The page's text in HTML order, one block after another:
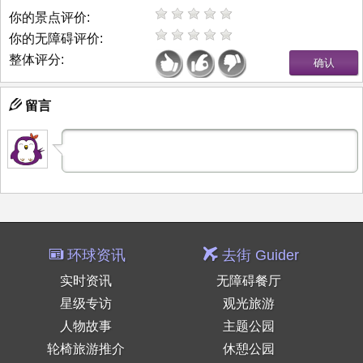
你的景点评价:
你的无障碍评价:
整体评分:
留言
环球资讯
实时资讯
星级专访
人物故事
轮椅旅游推介
去街 Guider
无障碍餐厅
观光旅游
主题公园
休憩公园